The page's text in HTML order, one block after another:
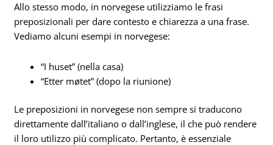
Allo stesso modo, in norvegese utilizziamo le frasi
preposizionali per dare contesto e chiarezza a una frase.
Vediamo alcuni esempi in norvegese:
“I huset” (nella casa)
“Etter møtet” (dopo la riunione)
Le preposizioni in norvegese non sempre si traducono
direttamente dall’italiano o dall’inglese, il che può rendere
il loro utilizzo più complicato. Pertanto, è essenziale